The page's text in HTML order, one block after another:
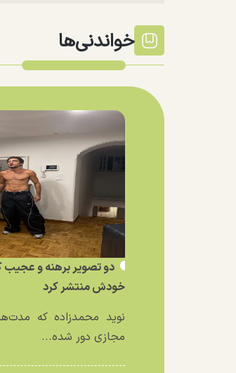
خواندنی‌ها
دو تصویر برهنه و عجیب
خودش منتشر کرد
نوید محمدزاده که
مجازی دور شده...